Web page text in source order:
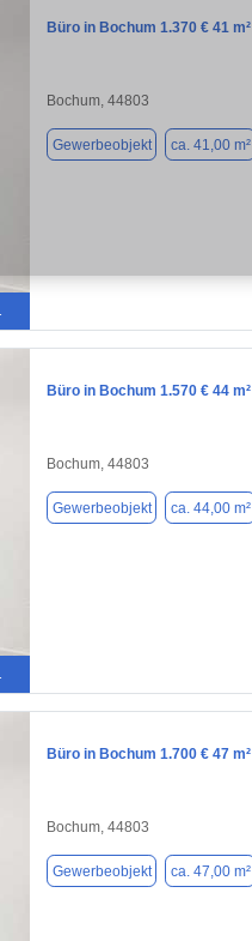
Büro in Bochum 1.370 € 41 m²
Bochum, 44803
Gewerbeobjekt ca. 41,00 m²
Büro in Bochum 1.570 € 44 m²
Bochum, 44803
Gewerbeobjekt ca. 44,00 m²
Büro in Bochum 1.700 € 47 m²
Bochum, 44803
Gewerbeobjekt ca. 47,00 m²